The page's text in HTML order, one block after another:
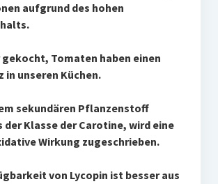
aufgrund des hohen
gekocht, Tomaten haben einen
in unseren Küchen.
sekundären Pflanzenstoff
der Klasse der Carotine, wird eine
Wirkung zugeschrieben.
von Lycopin ist besser aus